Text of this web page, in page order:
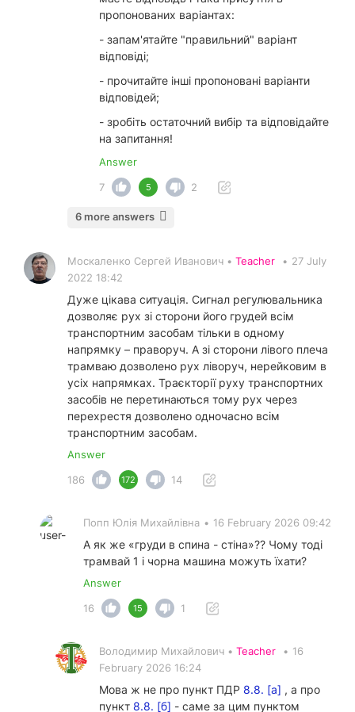
пропонованих варіантах:
- запам'ятайте "правильний" варіант
відповіді;
- прочитайте інші пропоновані варіанти
відповідей;
- зробіть остаточний вибір та відповідайте
на запитання!
Answer
7
5 2
6 more answers
Москаленко Сергей Иванович • Teacher • 27 July
2022 18:42
Дуже цікава ситуація. Сигнал регулювальника
дозволяє рух зі сторони його грудей всім
транспортним засобам тільки в одному
напрямку – праворуч. А зі сторони лівого плеча
трамваю дозволено рух ліворуч, нерейковим в
усіх напрямках. Траєкторії руху транспортних
засобів не перетинаються тому рух через
перехрестя дозволено одночасно всім
транспортним засобам.
Answer
186
172 14
Попп Юлія Михайлівна • 16 February 2026 09:42
А як же «груди в спина - стіна»?? Чому тоді
трамвай 1 і чорна машина можуть їхати?
Answer
16
15 1
Володимир Михайлович • Teacher • 16
February 2026 16:24
Мова ж не про пункт ПДР 8.8. [а] , а про
пункт 8.8. [б] - саме за цим пунктом